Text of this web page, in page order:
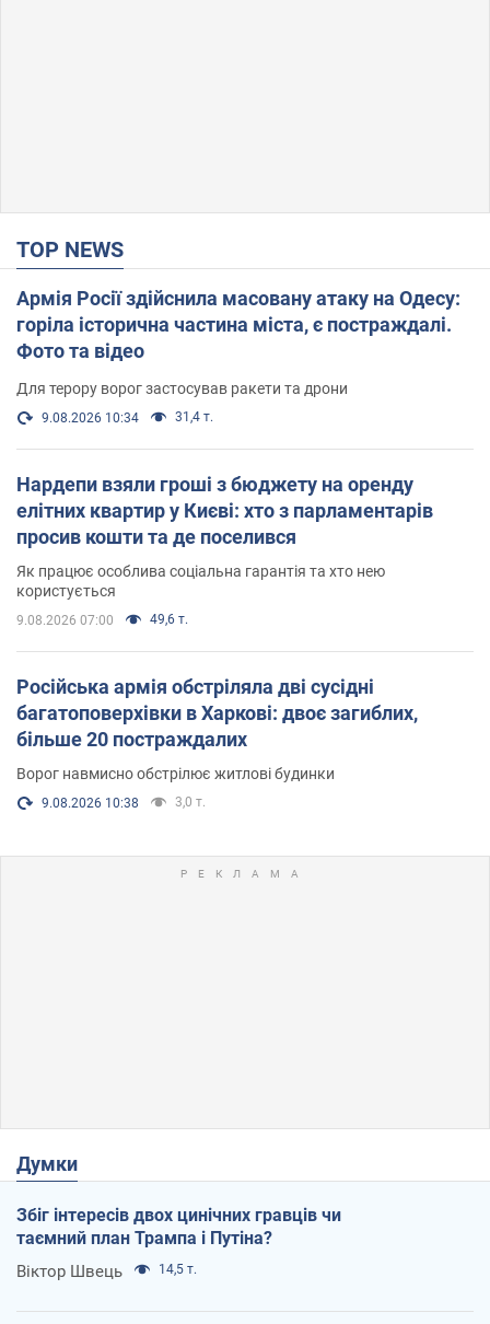
TOP NEWS
Армія Росії здійснила масовану атаку на Одесу:
горіла історична частина міста, є постраждалі.
Фото та відео
Для терору ворог застосував ракети та дрони
9.08.2026 10:34 31,4 т.
Нардепи взяли гроші з бюджету на оренду
елітних квартир у Києві: хто з парламентарів
просив кошти та де поселився
Як працює особлива соціальна гарантія та хто нею
користується
9.08.2026 07:00 49,6 т.
Російська армія обстріляла дві сусідні
багатоповерхівки в Харкові: двоє загиблих,
більше 20 постраждалих
Ворог навмисно обстрілює житлові будинки
9.08.2026 10:38 3,0 т.
Думки
Збіг інтересів двох цинічних гравців чи
таємний план Трампа і Путіна?
Віктор Швець 14,5 т.